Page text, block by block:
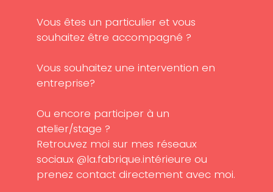
Vous êtes un particulier et vous
souhaitez être accompagné ?
Vous souhaitez une intervention en
entreprise?
Ou encore participer à un
atelier/stage ?
Retrouvez moi sur mes réseaux
sociaux @la.fabrique.intérieure ou
prenez contact directement avec moi.